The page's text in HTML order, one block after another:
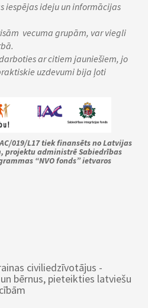
iespējas ideju un informācijas
vecuma grupām, var viegli
ar citiem jauniešiem, jo
uzdevumi bija ļoti
019/L17 tiek finansēts no Latvijas
projektu administrē Sabiedrības
“NVO fonds” ietvaros
civiliedzīvotājus -
bērnus, pieteikties latviešu